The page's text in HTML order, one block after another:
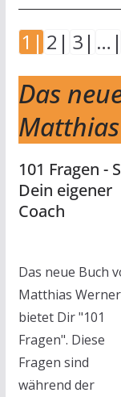
1 2 3 …
Das
101 Fragen -
Dein eigener
Coach
Das neue Buch
Matthias Werner
bietet Dir "101
Fragen". Diese
Fragen sind
während der